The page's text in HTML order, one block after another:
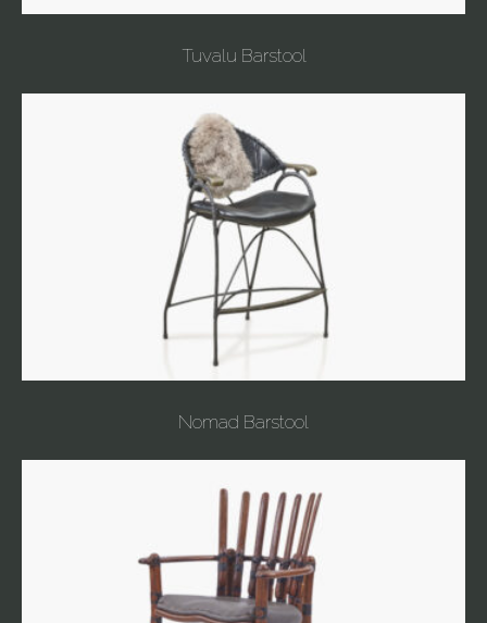
Tuvalu Barstool
Nomad Barstool